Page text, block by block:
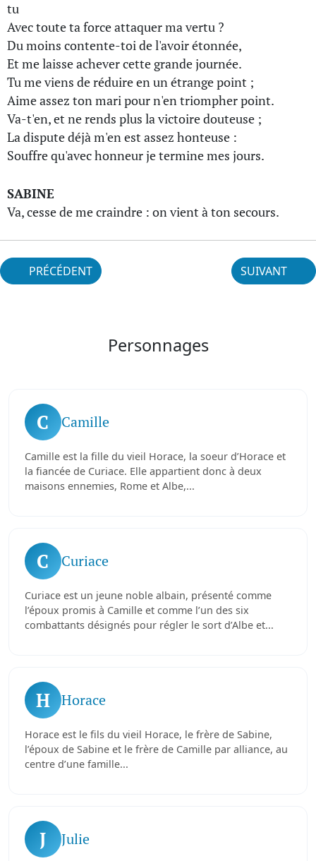
tu
Avec toute ta force attaquer ma vertu ?
Du moins contente-toi de l'avoir étonnée,
Et me laisse achever cette grande journée.
Tu me viens de réduire en un étrange point ;
Aime assez ton mari pour n'en triompher point.
Va-t'en, et ne rends plus la victoire douteuse ;
La dispute déjà m'en est assez honteuse :
Souffre qu'avec honneur je termine mes jours.
SABINE
Va, cesse de me craindre : on vient à ton secours.
PRÉCÉDENT SUIVANT
Personnages
C Camille
Camille est la fille du vieil Horace, la soeur d’Horace et
la fiancée de Curiace. Elle appartient donc à deux
maisons ennemies, Rome et Albe,...
C Curiace
Curiace est un jeune noble albain, présenté comme
l’époux promis à Camille et comme l’un des six
combattants désignés pour régler le sort d’Albe et...
H Horace
Horace est le fils du vieil Horace, le frère de Sabine,
l’époux de Sabine et le frère de Camille par alliance, au
centre d’une famille...
J Julie